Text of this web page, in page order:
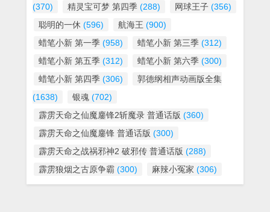
(370)
精灵宝可梦 第四季 (288) 网球王子 (356)
聪明的一休 (596) 航海王 (900)
蜡笔小新 第一季 (958) 蜡笔小新 第三季 (312)
蜡笔小新 第五季 (312) 蜡笔小新 第六季 (300)
蜡笔小新 第四季 (306)
郭德纲相声动画版全集
(1638)
银魂 (702)
霹雳天命之仙魔鏖锋2斩魔录 普通话版 (360)
霹雳天命之仙魔鏖锋 普通话版 (300)
霹雳天命之战祸邪神2 破邪传 普通话版 (288)
霹雳狼烟之古原争霸 (300) 麻辣小冤家 (306)